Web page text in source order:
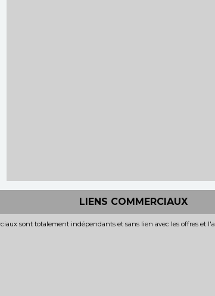
LIENS COMMERCIAUX
sont totalement indépendants et sans lien avec les offres et